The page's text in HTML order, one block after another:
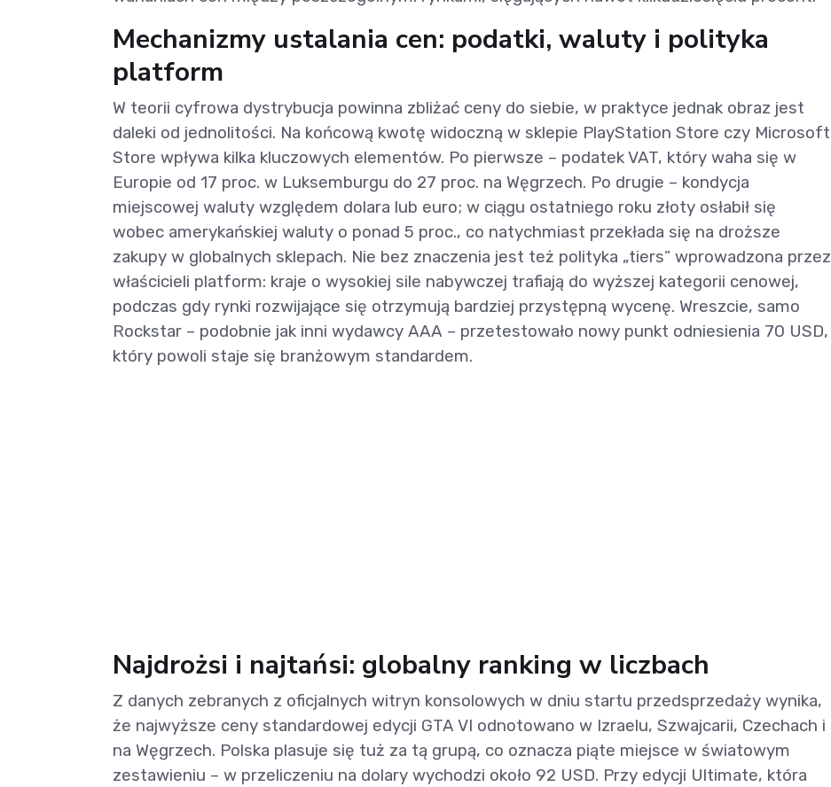
Mechanizmy ustalania cen: podatki, waluty i polityka
platform
W teorii cyfrowa dystrybucja powinna zbliżać ceny do siebie, w praktyce jednak obraz jest
daleki od jednolitości. Na końcową kwotę widoczną w sklepie PlayStation Store czy Microsoft
Store wpływa kilka kluczowych elementów. Po pierwsze – podatek VAT, który waha się w
Europie od 17 proc. w Luksemburgu do 27 proc. na Węgrzech. Po drugie – kondycja
miejscowej waluty względem dolara lub euro; w ciągu ostatniego roku złoty osłabił się
wobec amerykańskiej waluty o ponad 5 proc., co natychmiast przekłada się na droższe
zakupy w globalnych sklepach. Nie bez znaczenia jest też polityka „tiers” wprowadzona przez
właścicieli platform: kraje o wysokiej sile nabywczej trafiają do wyższej kategorii cenowej,
podczas gdy rynki rozwijające się otrzymują bardziej przystępną wycenę. Wreszcie, samo
Rockstar – podobnie jak inni wydawcy AAA – przetestowało nowy punkt odniesienia 70 USD,
który powoli staje się branżowym standardem.
Najdrożsi i najtańsi: globalny ranking w liczbach
Z danych zebranych z oficjalnych witryn konsolowych w dniu startu przedsprzedaży wynika,
że najwyższe ceny standardowej edycji GTA VI odnotowano w Izraelu, Szwajcarii, Czechach i
na Węgrzech. Polska plasuje się tuż za tą grupą, co oznacza piąte miejsce w światowym
zestawieniu – w przeliczeniu na dolary wychodzi około 92 USD. Przy edycji Ultimate, która